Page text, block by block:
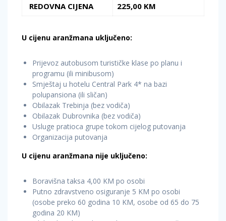
REDOVNA CIJENA 225,00 KM
U cijenu aranžmana uključeno:
Prijevoz autobusom turističke klase po planu i
programu (ili minibusom)
Smještaj u hotelu Central Park 4* na bazi
polupansiona (ili sličan)
Obilazak Trebinja (bez vodiča)
Obilazak Dubrovnika (bez vodiča)
Usluge pratioca grupe tokom cijelog putovanja
Organizacija putovanja
U cijenu aranžmana nije uključeno:
Boravišna taksa 4,00 KM po osobi
Putno zdravstveno osiguranje 5 KM po osobi
(osobe preko 60 godina 10 KM, osobe od 65 do 75
godina 20 KM)